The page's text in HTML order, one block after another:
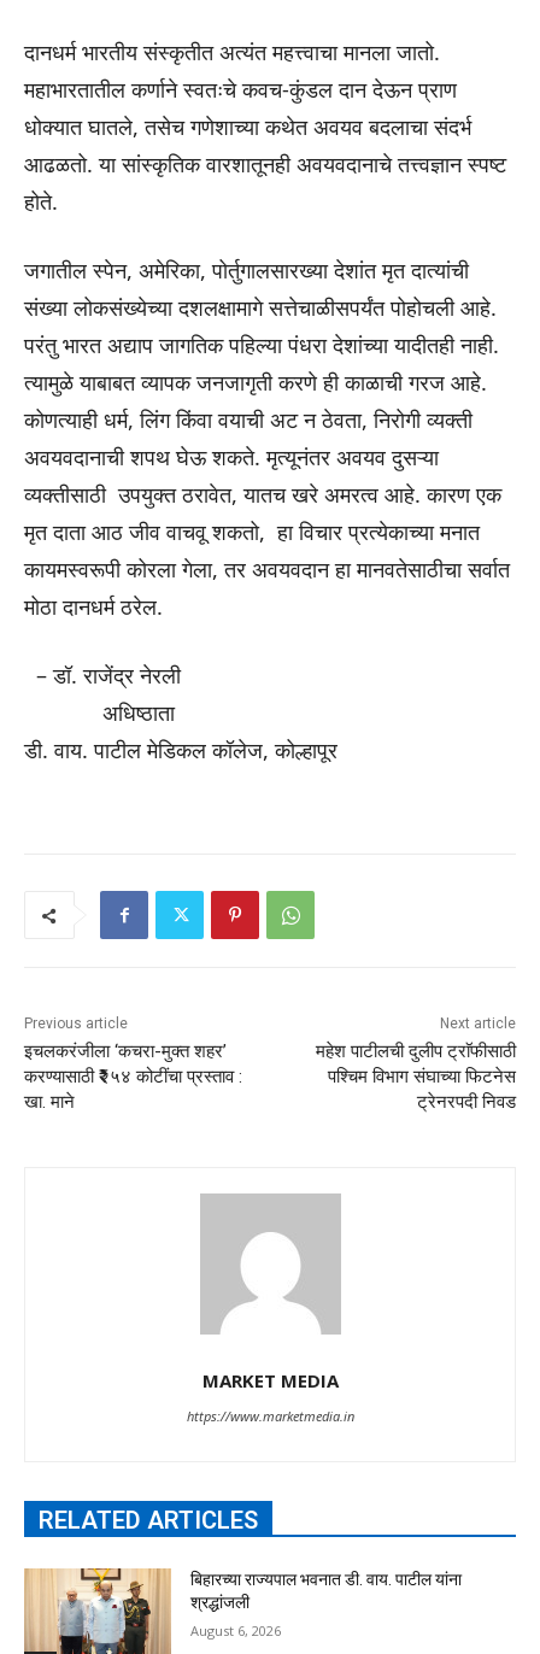
दानधर्म भारतीय संस्कृतीत अत्यंत महत्त्वाचा मानला जातो.
महाभारतातील कर्णाने स्वतःचे कवच-कुंडल दान देऊन प्राण
धोक्यात घातले, तसेच गणेशाच्या कथेत अवयव बदलाचा संदर्भ
आढळतो. या सांस्कृतिक वारशातूनही अवयवदानाचे तत्त्वज्ञान स्पष्ट
होते.
जगातील स्पेन, अमेरिका, पोर्तुगालसारख्या देशांत मृत दात्यांची
संख्या लोकसंख्येच्या दशलक्षामागे सत्तेचाळीसपर्यंत पोहोचली आहे.
परंतु भारत अद्याप जागतिक पहिल्या पंधरा देशांच्या यादीतही नाही.
त्यामुळे याबाबत व्यापक जनजागृती करणे ही काळाची गरज आहे.
कोणत्याही धर्म, लिंग किंवा वयाची अट न ठेवता, निरोगी व्यक्ती
अवयवदानाची शपथ घेऊ शकते. मृत्यूनंतर अवयव दुसऱ्या
व्यक्तीसाठी उपयुक्त ठरावेत, यातच खरे अमरत्व आहे. कारण एक
मृत दाता आठ जीव वाचवू शकतो, हा विचार प्रत्येकाच्या मनात
कायमस्वरूपी कोरला गेला, तर अवयवदान हा मानवतेसाठीचा सर्वात
मोठा दानधर्म ठरेल.
– डॉ. राजेंद्र नेरली
अधिष्ठाता
डी. वाय. पाटील मेडिकल कॉलेज, कोल्हापूर
Previous article
इचलकरंजीला ‘कचरा-मुक्त शहर’
करण्यासाठी ₹२५४ कोटींचा प्रस्ताव :
खा. माने
Next article
महेश पाटीलची दुलीप ट्राॅफीसाठी
पश्चिम विभाग संघाच्या फिटनेस
ट्रेनरपदी निवड
MARKET MEDIA
https://www.marketmedia.in
RELATED ARTICLES
बिहारच्या राज्यपाल भवनात डी. वाय. पाटील यांना
श्रद्धांजली
August 6, 2026